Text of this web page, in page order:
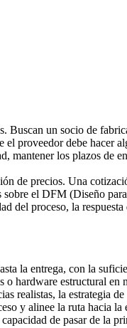
Buscan un socio de
proveedor debe hacer
mantener los plazos de
de precios. Una
el DFM (Diseño
del proceso, la
la entrega, con la
hardware estructural
realistas, la estrategia
y alinee la ruta hacia
de pasar de la